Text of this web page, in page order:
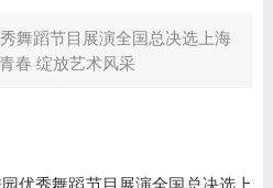
舞蹈节目展演全国总决选上海
春 绽放艺术风采